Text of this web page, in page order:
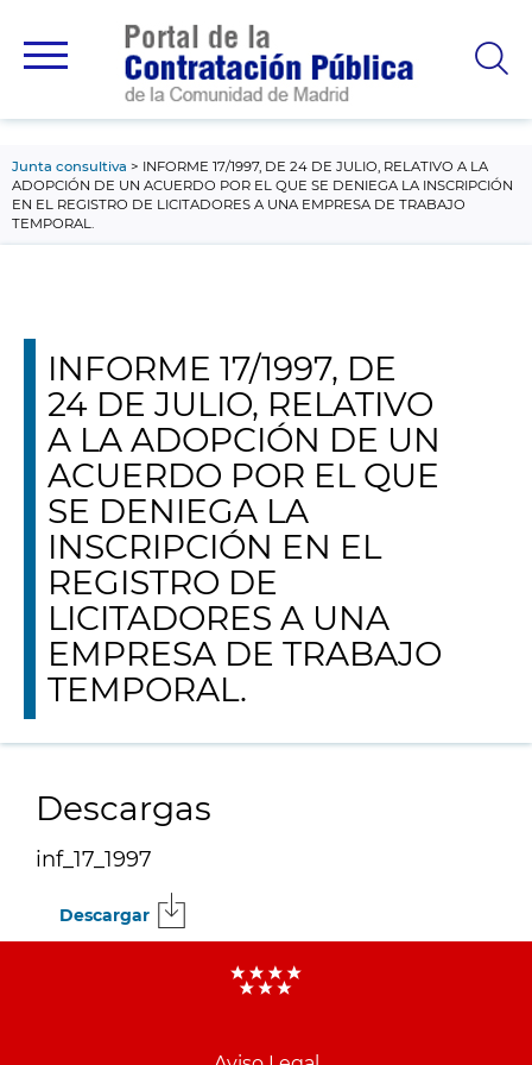
principal
Junta consultiva
INFORME 17/1997, DE 24 DE JULIO, RELATIVO A LA
ADOPCIÓN DE UN ACUERDO POR EL QUE SE DENIEGA LA INSCRIPCIÓN
EN EL REGISTRO DE LICITADORES A UNA EMPRESA DE TRABAJO
TEMPORAL.
INFORME 17/1997, DE
24 DE JULIO, RELATIVO
A LA ADOPCIÓN DE UN
ACUERDO POR EL QUE
SE DENIEGA LA
INSCRIPCIÓN EN EL
REGISTRO DE
LICITADORES A UNA
EMPRESA DE TRABAJO
TEMPORAL.
Descargas
inf_17_1997
Descargar